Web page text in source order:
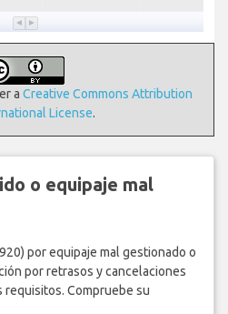
a Creative Commons Attribution
License.
o equipaje mal
por equipaje mal gestionado o
por retrasos y cancelaciones
Compruebe su